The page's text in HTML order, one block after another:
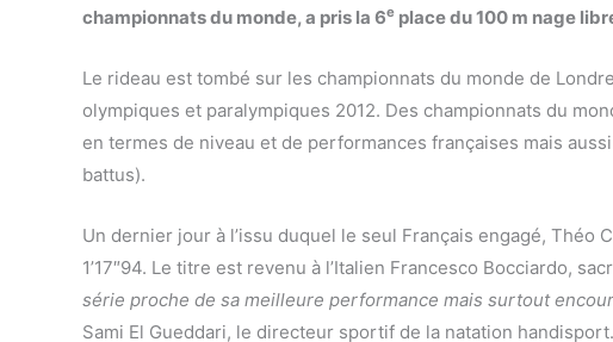
championnats du monde, a pris la 6e place du 100 m nage
Le rideau est tombé sur les championnats du monde de
olympiques et paralympiques 2012. Des championnats du
en termes de niveau et de performances françaises mais
battus).
Un dernier jour à l’issu duquel le seul Français engagé, Théo
1’17″94. Le titre est revenu à l’Italien Francesco Bocciardo,
série proche de sa meilleure performance mais surtout
Sami El Gueddari, le directeur sportif de la natation handisport.